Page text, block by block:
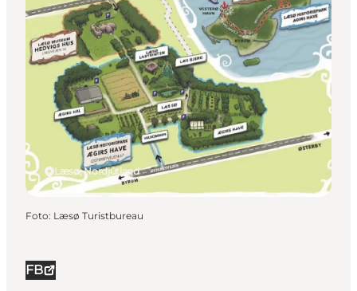
FB
Læsø, Nordjütland
Foto: Læsø Turistbureau